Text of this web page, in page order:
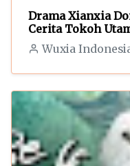
Drama Xianxia
Cerita Tokoh
Wuxia